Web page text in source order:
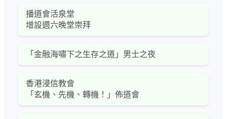
播道會活泉堂
增設週六晚堂崇拜
「金融海嘯下之生存之道」男士之夜
香港浸信教會
「玄機、先機、轉機！」佈道會